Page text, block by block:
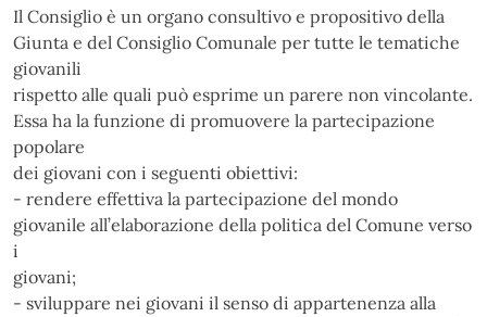
Il Consiglio è un organo consultivo e propositivo della
Giunta e del Consiglio Comunale per tutte le tematiche
giovanili
rispetto alle quali può esprime un parere non vincolante.
Essa ha la funzione di promuovere la partecipazione
popolare
dei giovani con i seguenti obiettivi:
- rendere effettiva la partecipazione del mondo
giovanile all’elaborazione della politica del Comune verso
i
giovani;
- sviluppare nei giovani il senso di appartenenza alla